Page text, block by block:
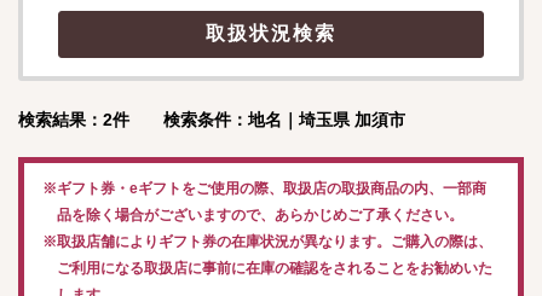
検索結果：2件 検索条件：地名｜埼玉県 加須市
※ギフト券・eギフトをご使用の際、取扱店の取扱商品の内、一部商
品を除く場合がございますので、あらかじめご了承ください。
※取扱店舗によりギフト券の在庫状況が異なります。ご購入の際は、
ご利用になる取扱店に事前に在庫の確認をされることをお勧めいた